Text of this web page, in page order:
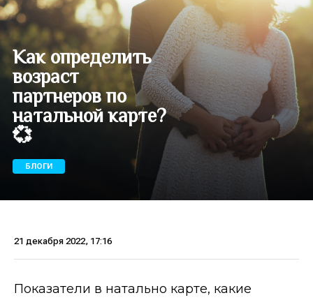
Как определить
возраст
партнеров по
натальной карте?
💞
БЛОГИ
21 декабря 2022, 17:16
Показатели в натально карте, какие